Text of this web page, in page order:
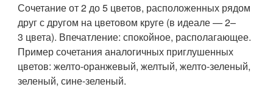
Сочетание от 2 до 5 цветов, расположенных рядом
друг с другом на цветовом круге (в идеале — 2–
3 цвета). Впечатление: спокойное, располагающее.
Пример сочетания аналогичных приглушенных
цветов: желто-оранжевый, желтый, желто-зеленый,
зеленый, сине-зеленый.